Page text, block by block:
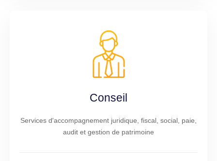
Conseil
Services d'accompagnement juridique, fiscal, social, paie,
audit et gestion de patrimoine